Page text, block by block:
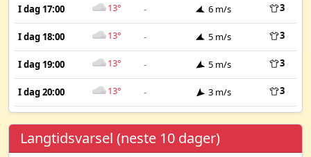
I dag 17:00 13° - 6 m/s 3
I dag 18:00 13° - 5 m/s 3
I dag 19:00 13° - 5 m/s 3
I dag 20:00 13° - 3 m/s 3
Langtidsvarsel (neste 10 dager)